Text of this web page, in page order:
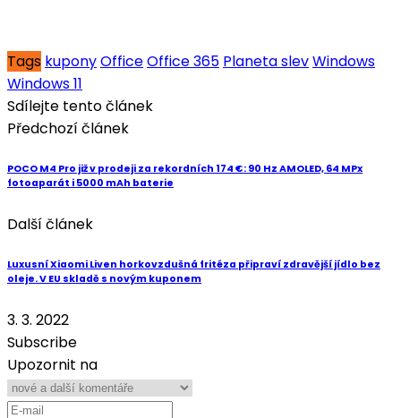
Tags kuponyOfficeOffice 365 Planeta slevWindows
Windows 11
Sdílejte tento článek
Předchozí článek
POCO M4 Pro již v prodeji za rekordních 174 €: 90 Hz AMOLED, 64 MPx
fotoaparát i 5000 mAh baterie
Další článek
Luxusní Xiaomi Liven horkovzdušná fritéza připraví zdravější jídlo bez
oleje. V EU skladě s novým kuponem
3. 3. 2022
Subscribe
Upozornit na